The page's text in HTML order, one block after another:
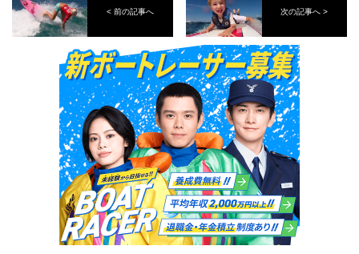
< 前の記事へ 次の記事へ >